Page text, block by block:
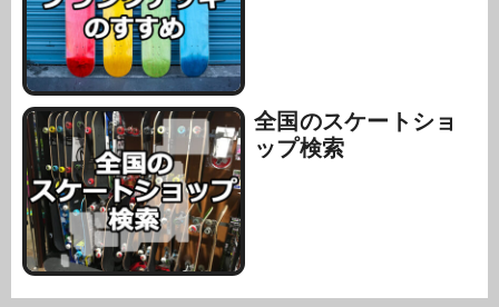
全国のスケートショ
ップ検索